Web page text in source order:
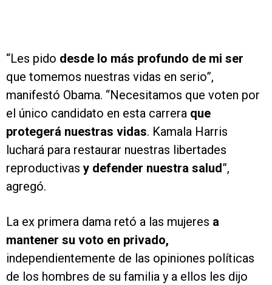
“Les pido desde lo más profundo de mi ser
que tomemos nuestras vidas en serio”,
manifestó Obama. “Necesitamos que voten por
el único candidato en esta carrera que
protegerá nuestras vidas. Kamala Harris
luchará para restaurar nuestras libertades
reproductivas y defender nuestra salud”,
agregó.
La ex primera dama retó a las mujeres a
mantener su voto en privado,
independientemente de las opiniones políticas
de los hombres de su familia y a ellos les dijo